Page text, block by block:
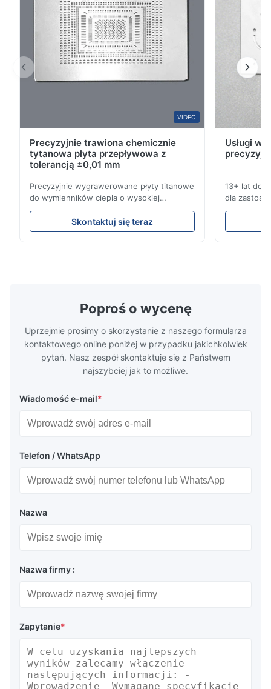
Jan 8.2026
Nov 6.2025
Excellent
VIDEO
Precyzyjnie trawiona chemicznie
tytanowa płyta przepływowa z
tolerancją ±0,01 mm
Precyzyjnie wygrawerowane płyty titanowe
do wymienników ciepła o wysokiej
odporności na korozję Przegląd płyty
przepływowejXinhaisen Technology
specjalizuje się w produkcji
Skontaktuj się teraz
Usługi
13+ lat
dla
Poproś o wycenę
Uprzejmie prosimy o skorzystanie z naszego formularza
kontaktowego online poniżej w przypadku jakichkolwiek
pytań. Nasz zespół skontaktuje się z Państwem
najszybciej jak to możliwe.
Wiadomość e-mail*
Telefon / WhatsApp
Nazwa
Nazwa firmy :
Zapytanie*